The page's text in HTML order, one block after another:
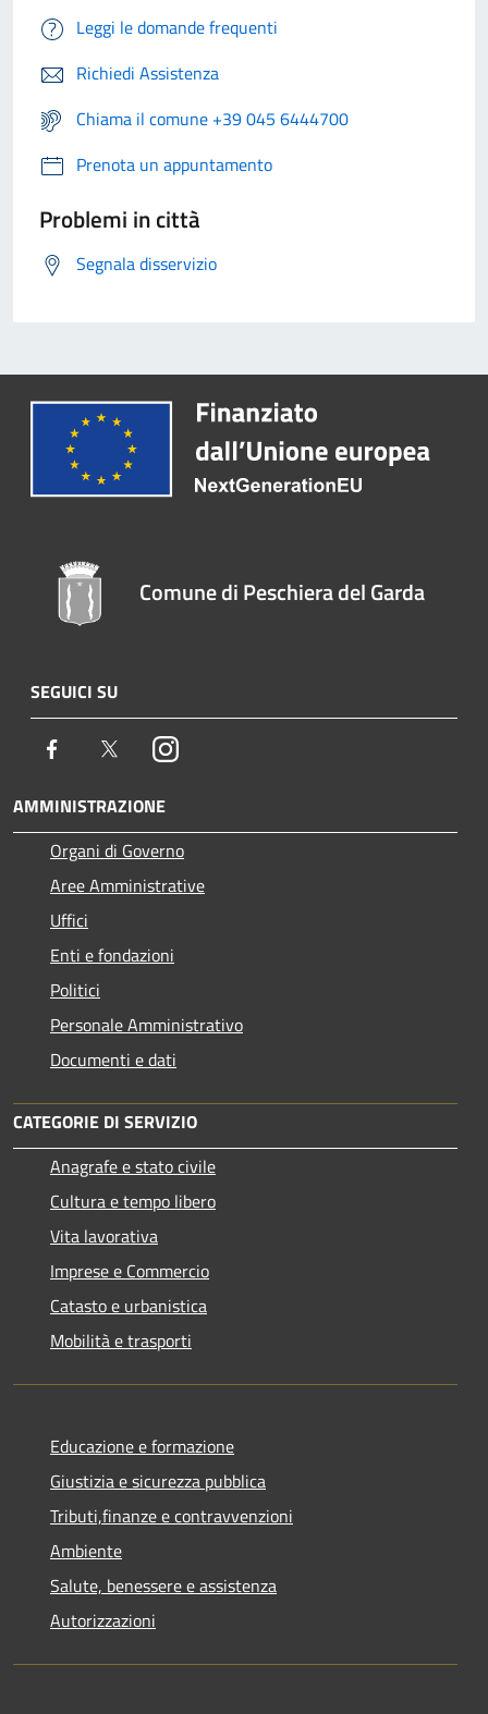
Leggi le domande frequenti
Richiedi Assistenza
Chiama il comune +39 045 6444700
Prenota un appuntamento
Problemi in città
Segnala disservizio
Comune di Peschiera del Garda
SEGUICI SU
Facebook TwitterInstagram
AMMINISTRAZIONE
Organi di Governo
Aree Amministrative
Uffici
Enti e fondazioni
Politici
Personale Amministrativo
Documenti e dati
CATEGORIE DI SERVIZIO
Anagrafe e stato civile
Cultura e tempo libero
Vita lavorativa
Imprese e Commercio
Catasto e urbanistica
Mobilità e trasporti
Educazione e formazione
Giustizia e sicurezza pubblica
Tributi,finanze e contravvenzioni
Ambiente
Salute, benessere e assistenza
Autorizzazioni